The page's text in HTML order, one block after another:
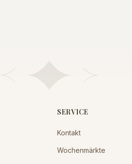
SERVICE
Kontakt
Wochenmärkte